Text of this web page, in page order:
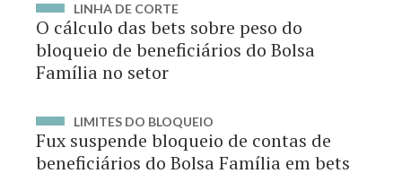
LINHA DE CORTE
O cálculo das bets sobre peso do
bloqueio de beneficiários do Bolsa
Família no setor
LIMITES DO BLOQUEIO
Fux suspende bloqueio de contas de
beneficiários do Bolsa Família em bets